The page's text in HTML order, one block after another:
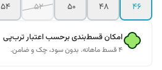
46
48
50
52
54
امکان قسط‌بندی برحسب اعتبار ترب‌پی
۴ قسط ماهانه. بدون سود، چک و ضامن.